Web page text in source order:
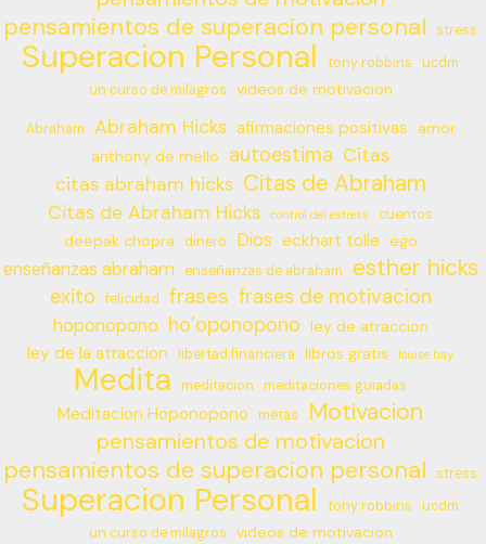
pensamientos de superacion personal stress
Superacion Personal tony robbins
ucdm
un curso de milagros
videos de motivacion
Abraham Abraham Hicks afirmaciones positivas
amor
anthony de mello
autoestima Citas
citas abraham hicks Citas de Abraham
Citas de Abraham Hicks control del estress cuentos
deepak chopra dinero Dios eckhart tolle ego
enseñanzas abraham enseñanzas de abraham esther hicks
exito felicidad frases frases de motivacion
hoponopono ho’oponopono ley de atraccion
ley de la atraccion libertad financiera libros gratis louise hay
Medita meditacion meditaciones guiadas
Meditacion Hoponopono metas Motivacion
pensamientos de motivacion
pensamientos de superacion personal stress
Superacion Personal tony robbins
ucdm
un curso de milagros
videos de motivacion